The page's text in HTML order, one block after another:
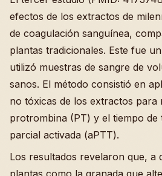
efectos de los extractos de
de coagulación sanguínea,
plantas tradicionales. Este fue
utilizó muestras de sangre de
sanos. El método consistió en
no tóxicas de los extractos para
protrombina (PT) y el tiempo de
parcial activada (aPTT).
Los resultados revelaron que, a